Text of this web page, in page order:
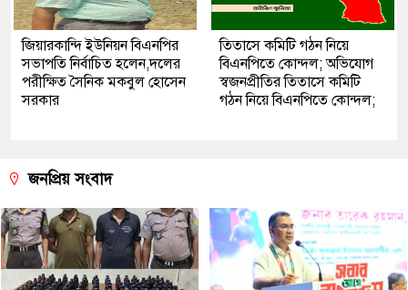
জিয়ারকান্দি ইউনিয়ন বিএনপির
সভাপতি নির্বাচিত হলেন,দলের
পরীক্ষিত সৈনিক মকবুল হোসেন
সরকার
তিতাসে কমিটি গঠন নিয়ে
বিএনপিতে কোন্দল; অভিযোগ
স্বজনপ্রীতির তিতাসে কমিটি
গঠন নিয়ে বিএনপিতে কোন্দল;
জনপ্রিয় সংবাদ